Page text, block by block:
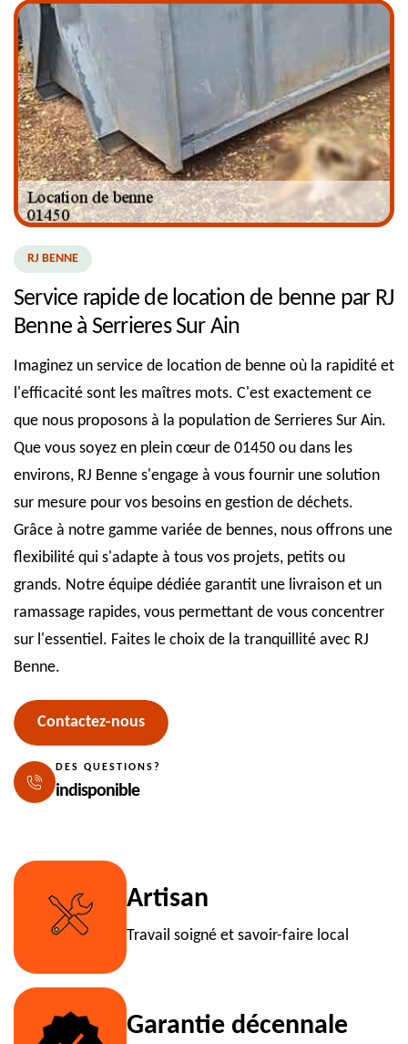
RJ BENNE
Service rapide de location de benne par RJ
Benne à Serrieres Sur Ain
Imaginez un service de location de benne où la rapidité et
l'efficacité sont les maîtres mots. C'est exactement ce
que nous proposons à la population de Serrieres Sur Ain.
Que vous soyez en plein cœur de 01450 ou dans les
environs, RJ Benne s'engage à vous fournir une solution
sur mesure pour vos besoins en gestion de déchets.
Grâce à notre gamme variée de bennes, nous offrons une
flexibilité qui s'adapte à tous vos projets, petits ou
grands. Notre équipe dédiée garantit une livraison et un
ramassage rapides, vous permettant de vous concentrer
sur l'essentiel. Faites le choix de la tranquillité avec RJ
Benne.
Contactez-nous
DES QUESTIONS?
indisponible
Artisan
Travail soigné et savoir-faire local
Garantie décennale